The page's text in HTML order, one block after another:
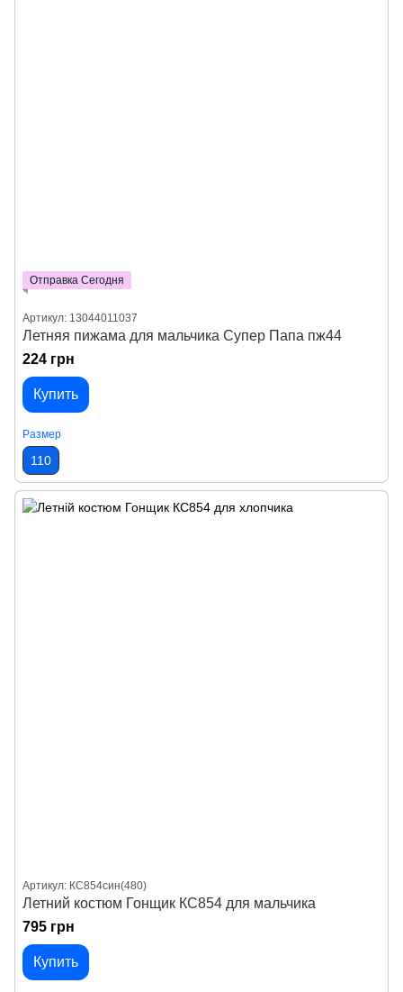
Отправка Сегодня
Артикул: 13044011037
Летняя пижама для мальчика Супер Папа пж44
224 грн
Купить
Размер
110
Артикул: КС854син(480)
Летний костюм Гонщик КС854 для мальчика
795 грн
Купить